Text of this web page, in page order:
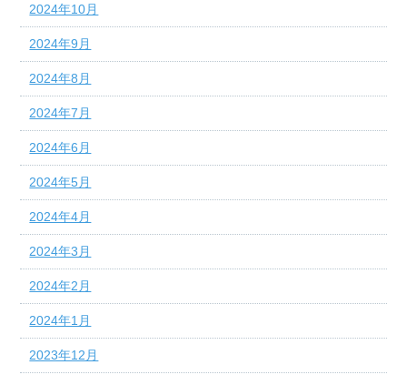
2024年10月
2024年9月
2024年8月
2024年7月
2024年6月
2024年5月
2024年4月
2024年3月
2024年2月
2024年1月
2023年12月